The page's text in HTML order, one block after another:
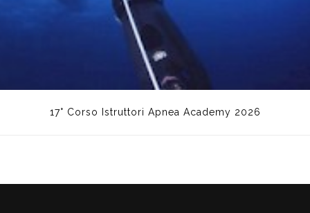
17° Corso Istruttori Apnea Academy 2026